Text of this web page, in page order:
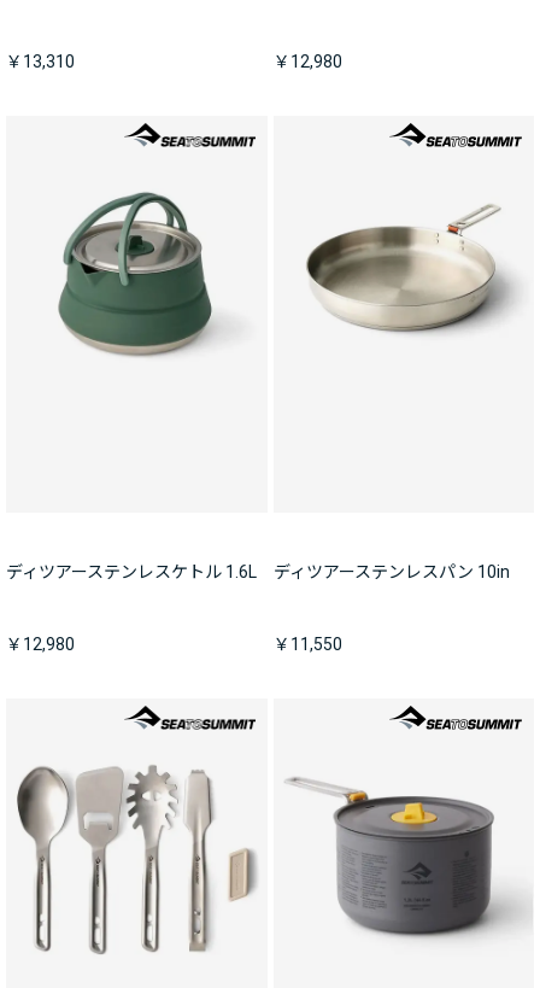
￥13,310 ￥12,980
ディツアーステンレスケトル 1.6L
￥12,980
ディツアーステンレスパン 10in
￥11,550